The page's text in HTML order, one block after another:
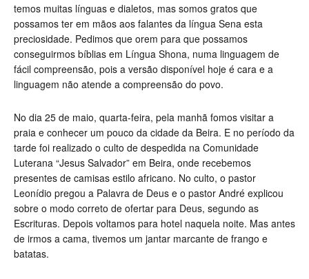
temos muitas línguas e dialetos, mas somos gratos que
possamos ter em mãos aos falantes da língua Sena esta
preciosidade. Pedimos que orem para que possamos
conseguirmos bíblias em Língua Shona, numa linguagem de
fácil compreensão, pois a versão disponível hoje é cara e a
linguagem não atende a compreensão do povo.
No dia 25 de maio, quarta-feira, pela manhã fomos visitar a
praia e conhecer um pouco da cidade da Beira. E no período da
tarde foi realizado o culto de despedida na Comunidade
Luterana “Jesus Salvador” em Beira, onde recebemos
presentes de camisas estilo africano. No culto, o pastor
Leonídio pregou a Palavra de Deus e o pastor André explicou
sobre o modo correto de ofertar para Deus, segundo as
Escrituras. Depois voltamos para hotel naquela noite. Mas antes
de irmos a cama, tivemos um jantar marcante de frango e
batatas.